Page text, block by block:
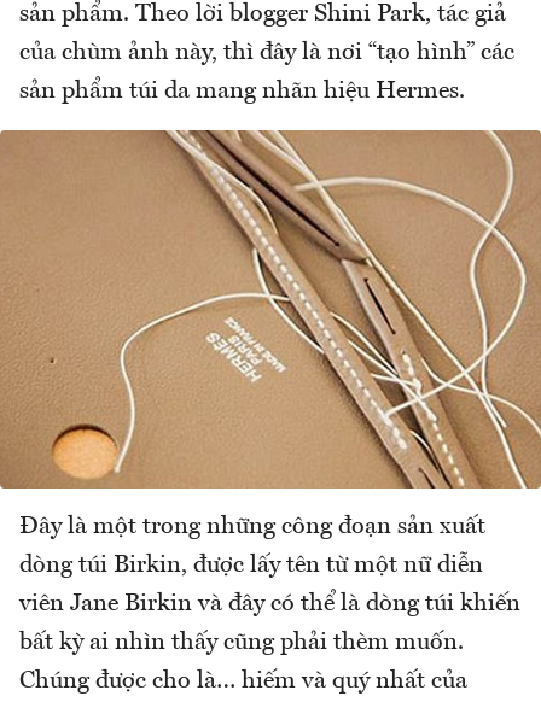
sản phẩm. Theo lời blogger Shini Park, tác giả
của chùm ảnh này, thì đây là nơi “tạo hình” các
sản phẩm túi da mang nhãn hiệu Hermes.
Đây là một trong những công đoạn sản xuất
dòng túi Birkin, được lấy tên từ một nữ diễn
viên Jane Birkin và đây có thể là dòng túi khiến
bất kỳ ai nhìn thấy cũng phải thèm muốn.
Chúng được cho là… hiếm và quý nhất của